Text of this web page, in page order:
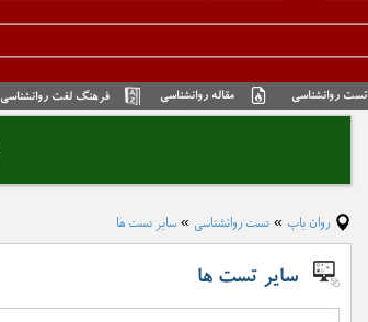
تست روانشناسی مقاله روانشناسی فرهنگ لغت روانشناسی
روان یاب » تست روانشناسی » سایر تست ها
سایر تست ها